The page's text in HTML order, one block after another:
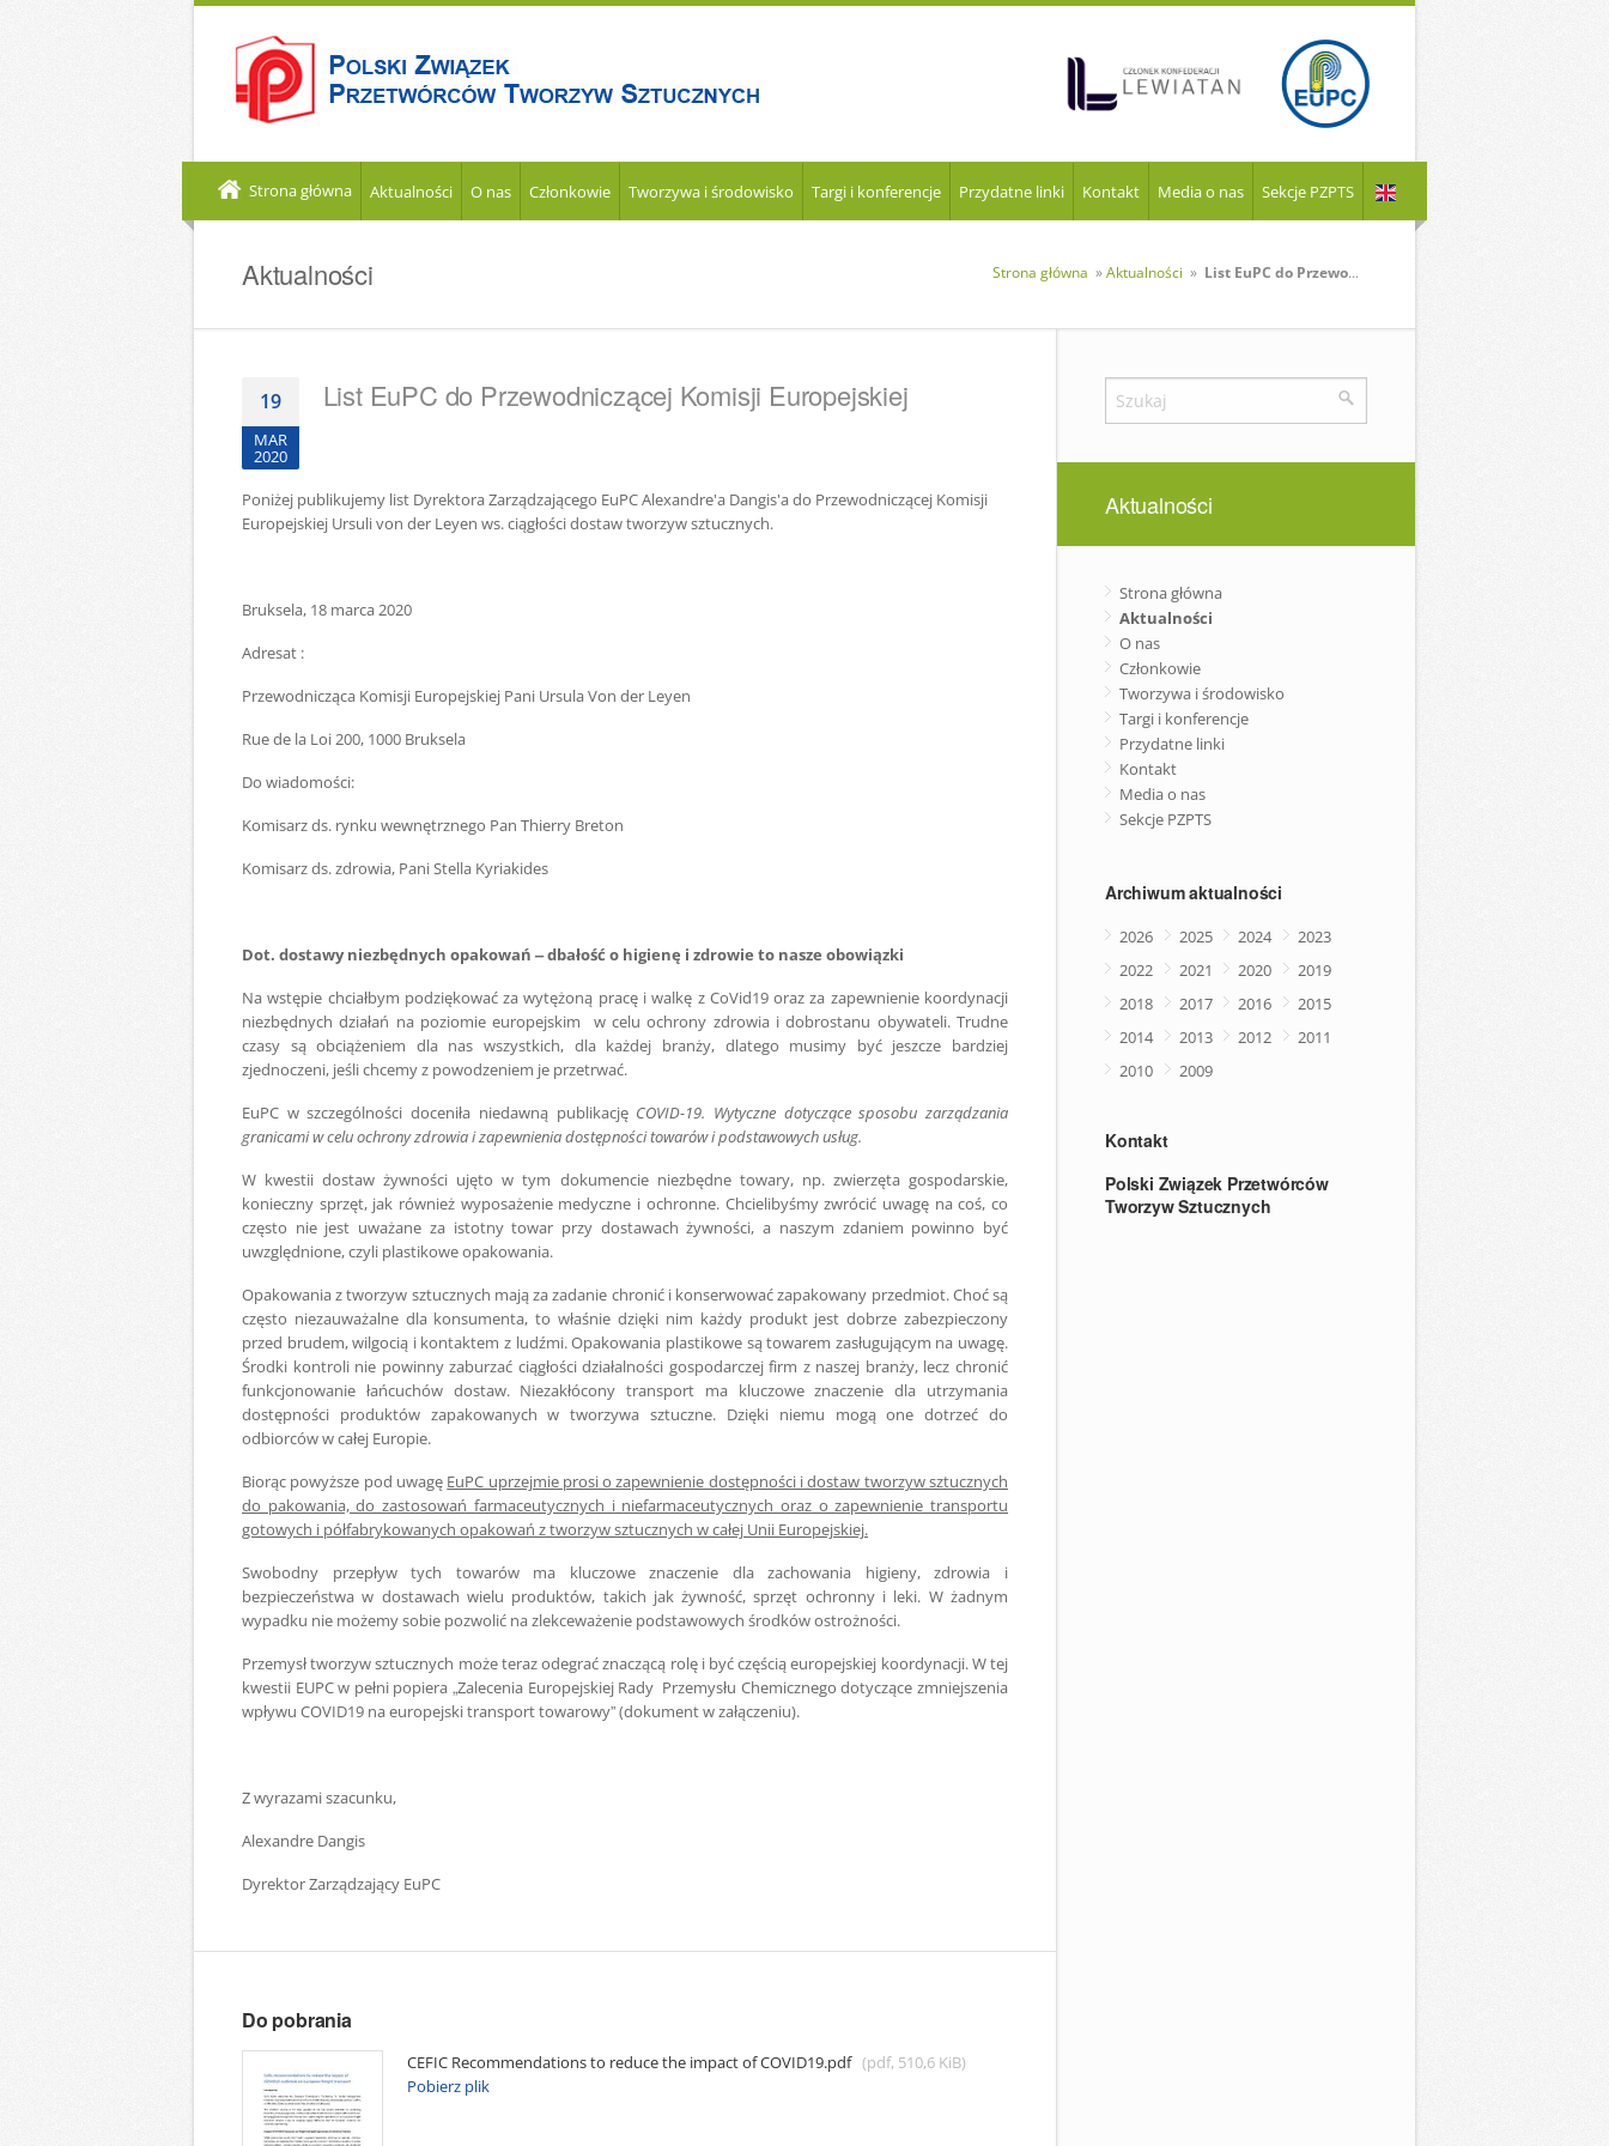
Strona główna Aktualności O nas Członkowie Tworzywa i środowisko Targi i konferencje Przydatne linki Kontakt Media o nas Sekcje PZPTS
Aktualności Strona główna »Aktualności » List EuPC do Przewodniczącej Komisji Europejskiej
19
MAR
2020
List EuPC do Przewodniczącej Komisji Europejskiej
Poniżej publikujemy list Dyrektora Zarządzającego EuPC Alexandre'a Dangis'a do Przewodniczącej Komisji
Europejskiej Ursuli von der Leyen ws. ciągłości dostaw tworzyw sztucznych.
Bruksela, 18 marca 2020
Adresat :
Przewodnicząca Komisji Europejskiej Pani Ursula Von der Leyen
Rue de la Loi 200, 1000 Bruksela
Do wiadomości:
Komisarz ds. rynku wewnętrznego Pan Thierry Breton
Komisarz ds. zdrowia, Pani Stella Kyriakides
Dot. dostawy niezbędnych opakowań – dbałość o higienę i zdrowie to nasze obowiązki
Na wstępie chciałbym podziękować za wytężoną pracę i walkę z CoVid19 oraz za zapewnienie koordynacji
niezbędnych działań na poziomie europejskim w celu ochrony zdrowia i dobrostanu obywateli. Trudne
czasy są obciążeniem dla nas wszystkich, dla każdej branży, dlatego musimy być jeszcze bardziej
zjednoczeni, jeśli chcemy z powodzeniem je przetrwać.
EuPC w szczególności doceniła niedawną publikację COVID-19. Wytyczne dotyczące sposobu zarządzania
granicami w celu ochrony zdrowia i zapewnienia dostępności towarów i podstawowych usług.
W kwestii dostaw żywności ujęto w tym dokumencie niezbędne towary, np. zwierzęta gospodarskie,
konieczny sprzęt, jak również wyposażenie medyczne i ochronne. Chcielibyśmy zwrócić uwagę na coś, co
często nie jest uważane za istotny towar przy dostawach żywności, a naszym zdaniem powinno być
uwzględnione, czyli plastikowe opakowania.
Opakowania z tworzyw sztucznych mają za zadanie chronić i konserwować zapakowany przedmiot. Choć są
często niezauważalne dla konsumenta, to właśnie dzięki nim każdy produkt jest dobrze zabezpieczony
przed brudem, wilgocią i kontaktem z ludźmi. Opakowania plastikowe są towarem zasługującym na uwagę.
Środki kontroli nie powinny zaburzać ciągłości działalności gospodarczej firm z naszej branży, lecz chronić
funkcjonowanie łańcuchów dostaw. Niezakłócony transport ma kluczowe znaczenie dla utrzymania
dostępności produktów zapakowanych w tworzywa sztuczne. Dzięki niemu mogą one dotrzeć do
odbiorców w całej Europie.
Biorąc powyższe pod uwagę EuPC uprzejmie prosi o zapewnienie dostępności i dostaw tworzyw sztucznych
do pakowania, do zastosowań farmaceutycznych i niefarmaceutycznych oraz o zapewnienie transportu
gotowych i półfabrykowanych opakowań z tworzyw sztucznych w całej Unii Europejskiej.
Swobodny przepływ tych towarów ma kluczowe znaczenie dla zachowania higieny, zdrowia i
bezpieczeństwa w dostawach wielu produktów, takich jak żywność, sprzęt ochronny i leki. W żadnym
wypadku nie możemy sobie pozwolić na zlekceważenie podstawowych środków ostrożności.
Przemysł tworzyw sztucznych może teraz odegrać znaczącą rolę i być częścią europejskiej koordynacji. W tej
kwestii EUPC w pełni popiera „Zalecenia Europejskiej Rady Przemysłu Chemicznego dotyczące zmniejszenia
wpływu COVID19 na europejski transport towarowy” (dokument w załączeniu).
Z wyrazami szacunku,
Alexandre Dangis
Dyrektor Zarządzający EuPC
Do pobrania
CEFIC Recommendations to reduce the impact of COVID19.pdf (pdf, 510,6 KiB)
Pobierz plik
Aktualności
Strona główna
Aktualności
O nas
Członkowie
Tworzywa i środowisko
Targi i konferencje
Przydatne linki
Kontakt
Media o nas
Sekcje PZPTS
Archiwum aktualności
2026 2025 2024
2023
2022
2021 2020
2019
2018
2017 2016
2015
2014
2013 2012
2011
2010
2009
Kontakt
Polski Związek Przetwórców
Tworzyw Sztucznych